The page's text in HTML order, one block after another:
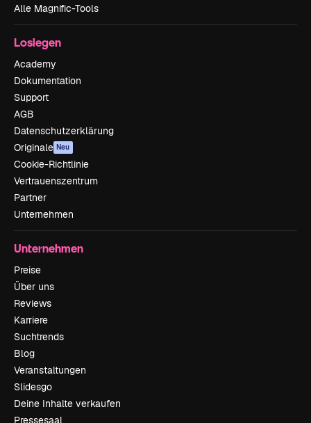
Alle Magnific-Tools
Loslegen
Academy
Dokumentation
Support
AGB
Datenschutzerklärung
Originale Neu
Cookie-Richtlinie
Vertrauenszentrum
Partner
Unternehmen
Unternehmen
Preise
Über uns
Reviews
Karriere
Suchtrends
Blog
Veranstaltungen
Slidesgo
Deine Inhalte verkaufen
Pressesaal